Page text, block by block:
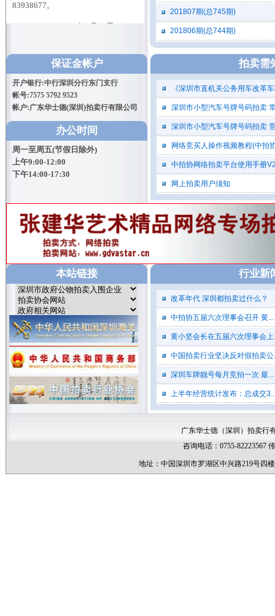
告上的要求为准。
如需看货，请提前致电0755-
82223567预约
第五期小型汽车号牌号码拍卖
第一场中止通知
请各位竞买人注意：因服务器
端网络发生故障，根据委托方要
求，2014年5月24日上午9:30小型汽
会推迟到2014年5月27日（星期二）
13:00举行，不便之处，请各位竞买
人谅解。今天下午13:00以及后续场
次拍卖会照常进行。
声 明
从即日起，凡参加竞买我公司
组织的废旧物资拍卖会的竞买人必
须是具有废旧物资回收资质的法人
单位。法人代表或受委托人（另需
提供法人委托书）在办理竞买事项
时，需要提供本人身份证原件和复
印件，单位营业执照原件和复印件
（加盖单位公章）。
广东华士德(深圳)拍卖行有限公
司
2011年6月3日
我委因工作需要将不定期在深
201807期(总745期)
201806期(总744期)
保证金帐户
开户银行:中行深圳分行东门支行
帐号:7575 5792 9523
帐户:广东华士德(深圳)拍卖行有限公司
办公时间
周一至周五(节假日除外)
上午9:00-12:00
下午14:00-17:30
拍卖需
《深圳市直机关公务用车改革
深圳市小型汽车号牌号码拍卖
深圳市小型汽车号牌号码拍卖
网络竞买人操作视频教程(中拍
中拍协网络拍卖平台使用手册
网上拍卖用户须知
本站链接 行业新
改革年代 深圳都拍卖过什么？
中拍协五届六次理事会召开 黄...
黄小坚会长在五届六次理事会上
中国拍卖行业坚决反对假拍卖公
深圳车牌靓号每月竞拍一次 最...
上半年经营统计发布：总成交
广东华士德（深圳）拍卖行
咨询电话：0755-82223567
地址：中国深圳市罗湖区中兴路219号四